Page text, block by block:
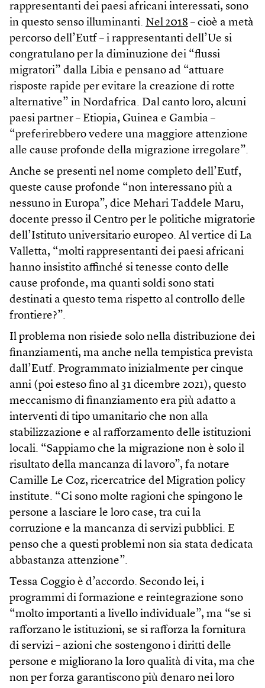
rappresentanti dei paesi africani interessati, sono
in questo senso illuminanti. Nel 2018 – cioè a metà
percorso dell’Eutf – i rappresentanti dell’Ue si
congratulano per la diminuzione dei “flussi
migratori” dalla Libia e pensano ad “attuare
risposte rapide per evitare la creazione di rotte
alternative” in Nordafrica. Dal canto loro, alcuni
paesi partner – Etiopia, Guinea e Gambia –
“preferirebbero vedere una maggiore attenzione
alle cause profonde della migrazione irregolare”.
Anche se presenti nel nome completo dell’Eutf,
queste cause profonde “non interessano più a
nessuno in Europa”, dice Mehari Taddele Maru,
docente presso il Centro per le politiche migratorie
dell’Istituto universitario europeo. Al vertice di La
Valletta, “molti rappresentanti dei paesi africani
hanno insistito affinché si tenesse conto delle
cause profonde, ma quanti soldi sono stati
destinati a questo tema rispetto al controllo delle
frontiere?”.
Il problema non risiede solo nella distribuzione dei
finanziamenti, ma anche nella tempistica prevista
dall’Eutf. Programmato inizialmente per cinque
anni (poi esteso fino al 31 dicembre 2021), questo
meccanismo di finanziamento era più adatto a
interventi di tipo umanitario che non alla
stabilizzazione e al rafforzamento delle istituzioni
locali. “Sappiamo che la migrazione non è solo il
risultato della mancanza di lavoro”, fa notare
Camille Le Coz, ricercatrice del Migration policy
institute. “Ci sono molte ragioni che spingono le
persone a lasciare le loro case, tra cui la
corruzione e la mancanza di servizi pubblici. E
penso che a questi problemi non sia stata dedicata
abbastanza attenzione”.
Tessa Coggio è d’accordo. Secondo lei, i
programmi di formazione e reintegrazione sono
“molto importanti a livello individuale”, ma “se si
rafforzano le istituzioni, se si rafforza la fornitura
di servizi – azioni che sostengono i diritti delle
persone e migliorano la loro qualità di vita, ma che
non per forza garantiscono più denaro nei loro